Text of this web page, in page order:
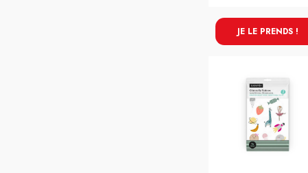
JE LE PRENDS !